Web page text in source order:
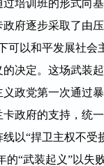
培训班的形式向
府逐步采取了由
可以和平发展社会
决定。这场武装
政党第一次通过
政府的支持，统
以“捍卫主权不
的“武装起义”以